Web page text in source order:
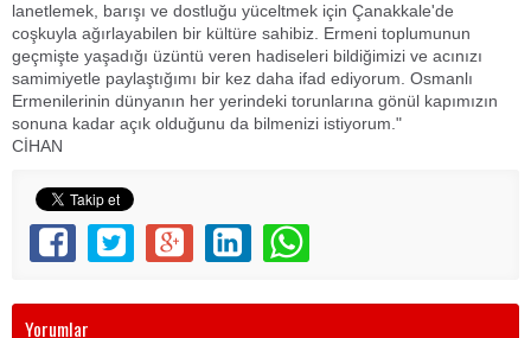
lanetlemek, barışı ve dostluğu yüceltmek için Çanakkale'de
coşkuyla ağırlayabilen bir kültüre sahibiz. Ermeni toplumunun
geçmişte yaşadığı üzüntü veren hadiseleri bildiğimizi ve acınızı
samimiyetle paylaştığımı bir kez daha ifad ediyorum. Osmanlı
Ermenilerinin dünyanın her yerindeki torunlarına gönül kapımızın
sonuna kadar açık olduğunu da bilmenizi istiyorum."
CİHAN
Yorumlar